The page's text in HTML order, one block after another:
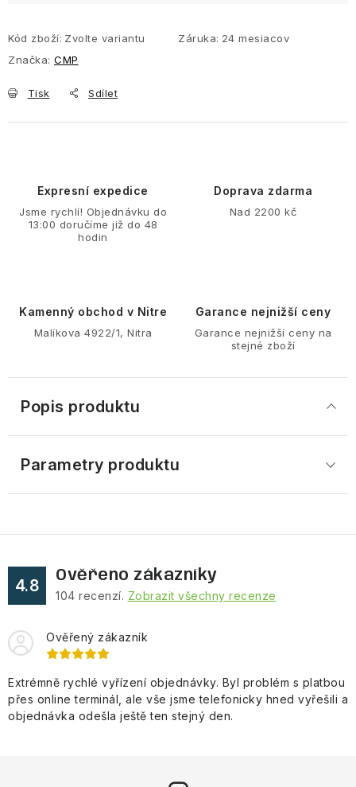
Kód zboží: Zvolte variantu Záruka: 24 mesiacov
Značka: CMP
Tisk Sdílet
Expresní expedice
Jsme rychlí! Objednávku do
13:00 doručíme již do 48
hodin
Doprava zdarma
Nad 2200 kč
Kamenný obchod v Nitre
Malíkova 4922/1, Nitra
Garance nejnižší ceny
Garance nejnižší ceny na
stejné zboží
Popis produktu
Parametry produktu
4.8
Ověřeno zákazníky
104 recenzí. Zobrazit všechny recenze
Ověřený zákazník
Extrémně rychlé vyřízení objednávky. Byl problém s platbou
přes online terminál, ale vše jsme telefonicky hned vyřešili a
objednávka odešla ještě ten stejný den.